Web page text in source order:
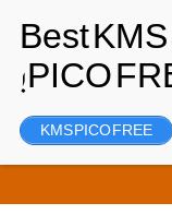
رجسٹر
KMS PICO FREE